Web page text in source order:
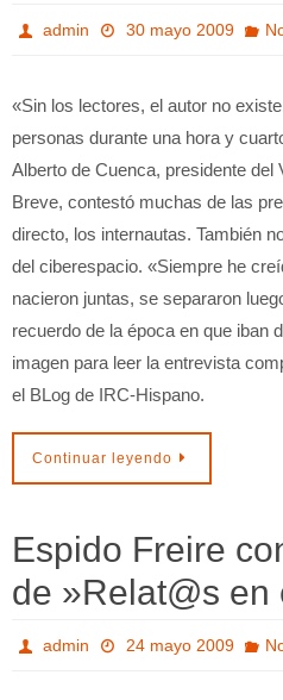
admin 30 mayo 2009
«Sin los lectores, el autor no
personas durante una hora y
Alberto de Cuenca, presidente del
Breve, contestó muchas de las
directo, los internautas. También
del ciberespacio. «Siempre he
nacieron juntas, se separaron
recuerdo de la época en que iban
imagen para leer la entrevista
el BLog de IRC-Hispano.
Continuar leyendo
Espido Freire
de »Relat@s en
admin 24 mayo 2009